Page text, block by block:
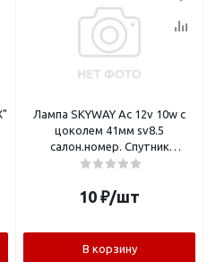
Лампа SKYWAY Ас 12v 10w с
цоколем 41мм sv8.5
салон.номер. Спутник
S09101004
10 ₽/шт
В корзину